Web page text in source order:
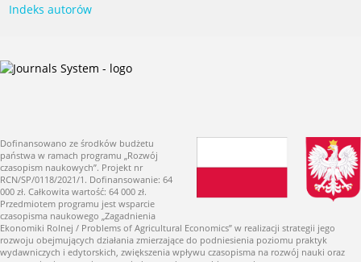
Indeks autorów
Dofinansowano ze środków budżetu
państwa w ramach programu „Rozwój
czasopism naukowych”. Projekt nr
RCN/SP/0118/2021/1. Dofinansowanie: 64
000 zł. Całkowita wartość: 64 000 zł.
Przedmiotem programu jest wsparcie
czasopisma naukowego „Zagadnienia
Ekonomiki Rolnej / Problems of Agricultural Economics” w realizacji strategii jego
rozwoju obejmujących działania zmierzające do podniesienia poziomu praktyk
wydawniczych i edytorskich, zwiększenia wpływu czasopisma na rozwój nauki oraz